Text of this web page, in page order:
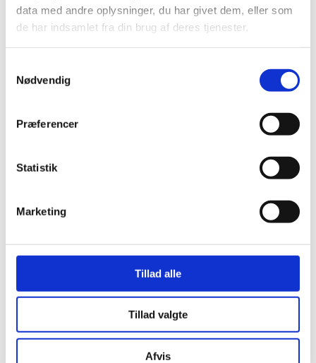
data med andre oplysninger, du har givet dem, eller som
de har indsamlet fra din brug af deres tjenester.
Nødvendig
Præferencer
Statistik
Marketing
Tillad alle
Tillad valgte
Afvis
Her er alle vinderne fra årets Danish
Rainbow Awards